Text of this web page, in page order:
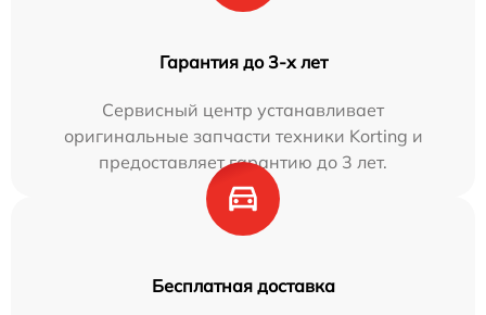
Гарантия до 3-х лет
Сервисный центр устанавливает
оригинальные запчасти техники Korting и
предоставляет гарантию до 3 лет.
Бесплатная доставка